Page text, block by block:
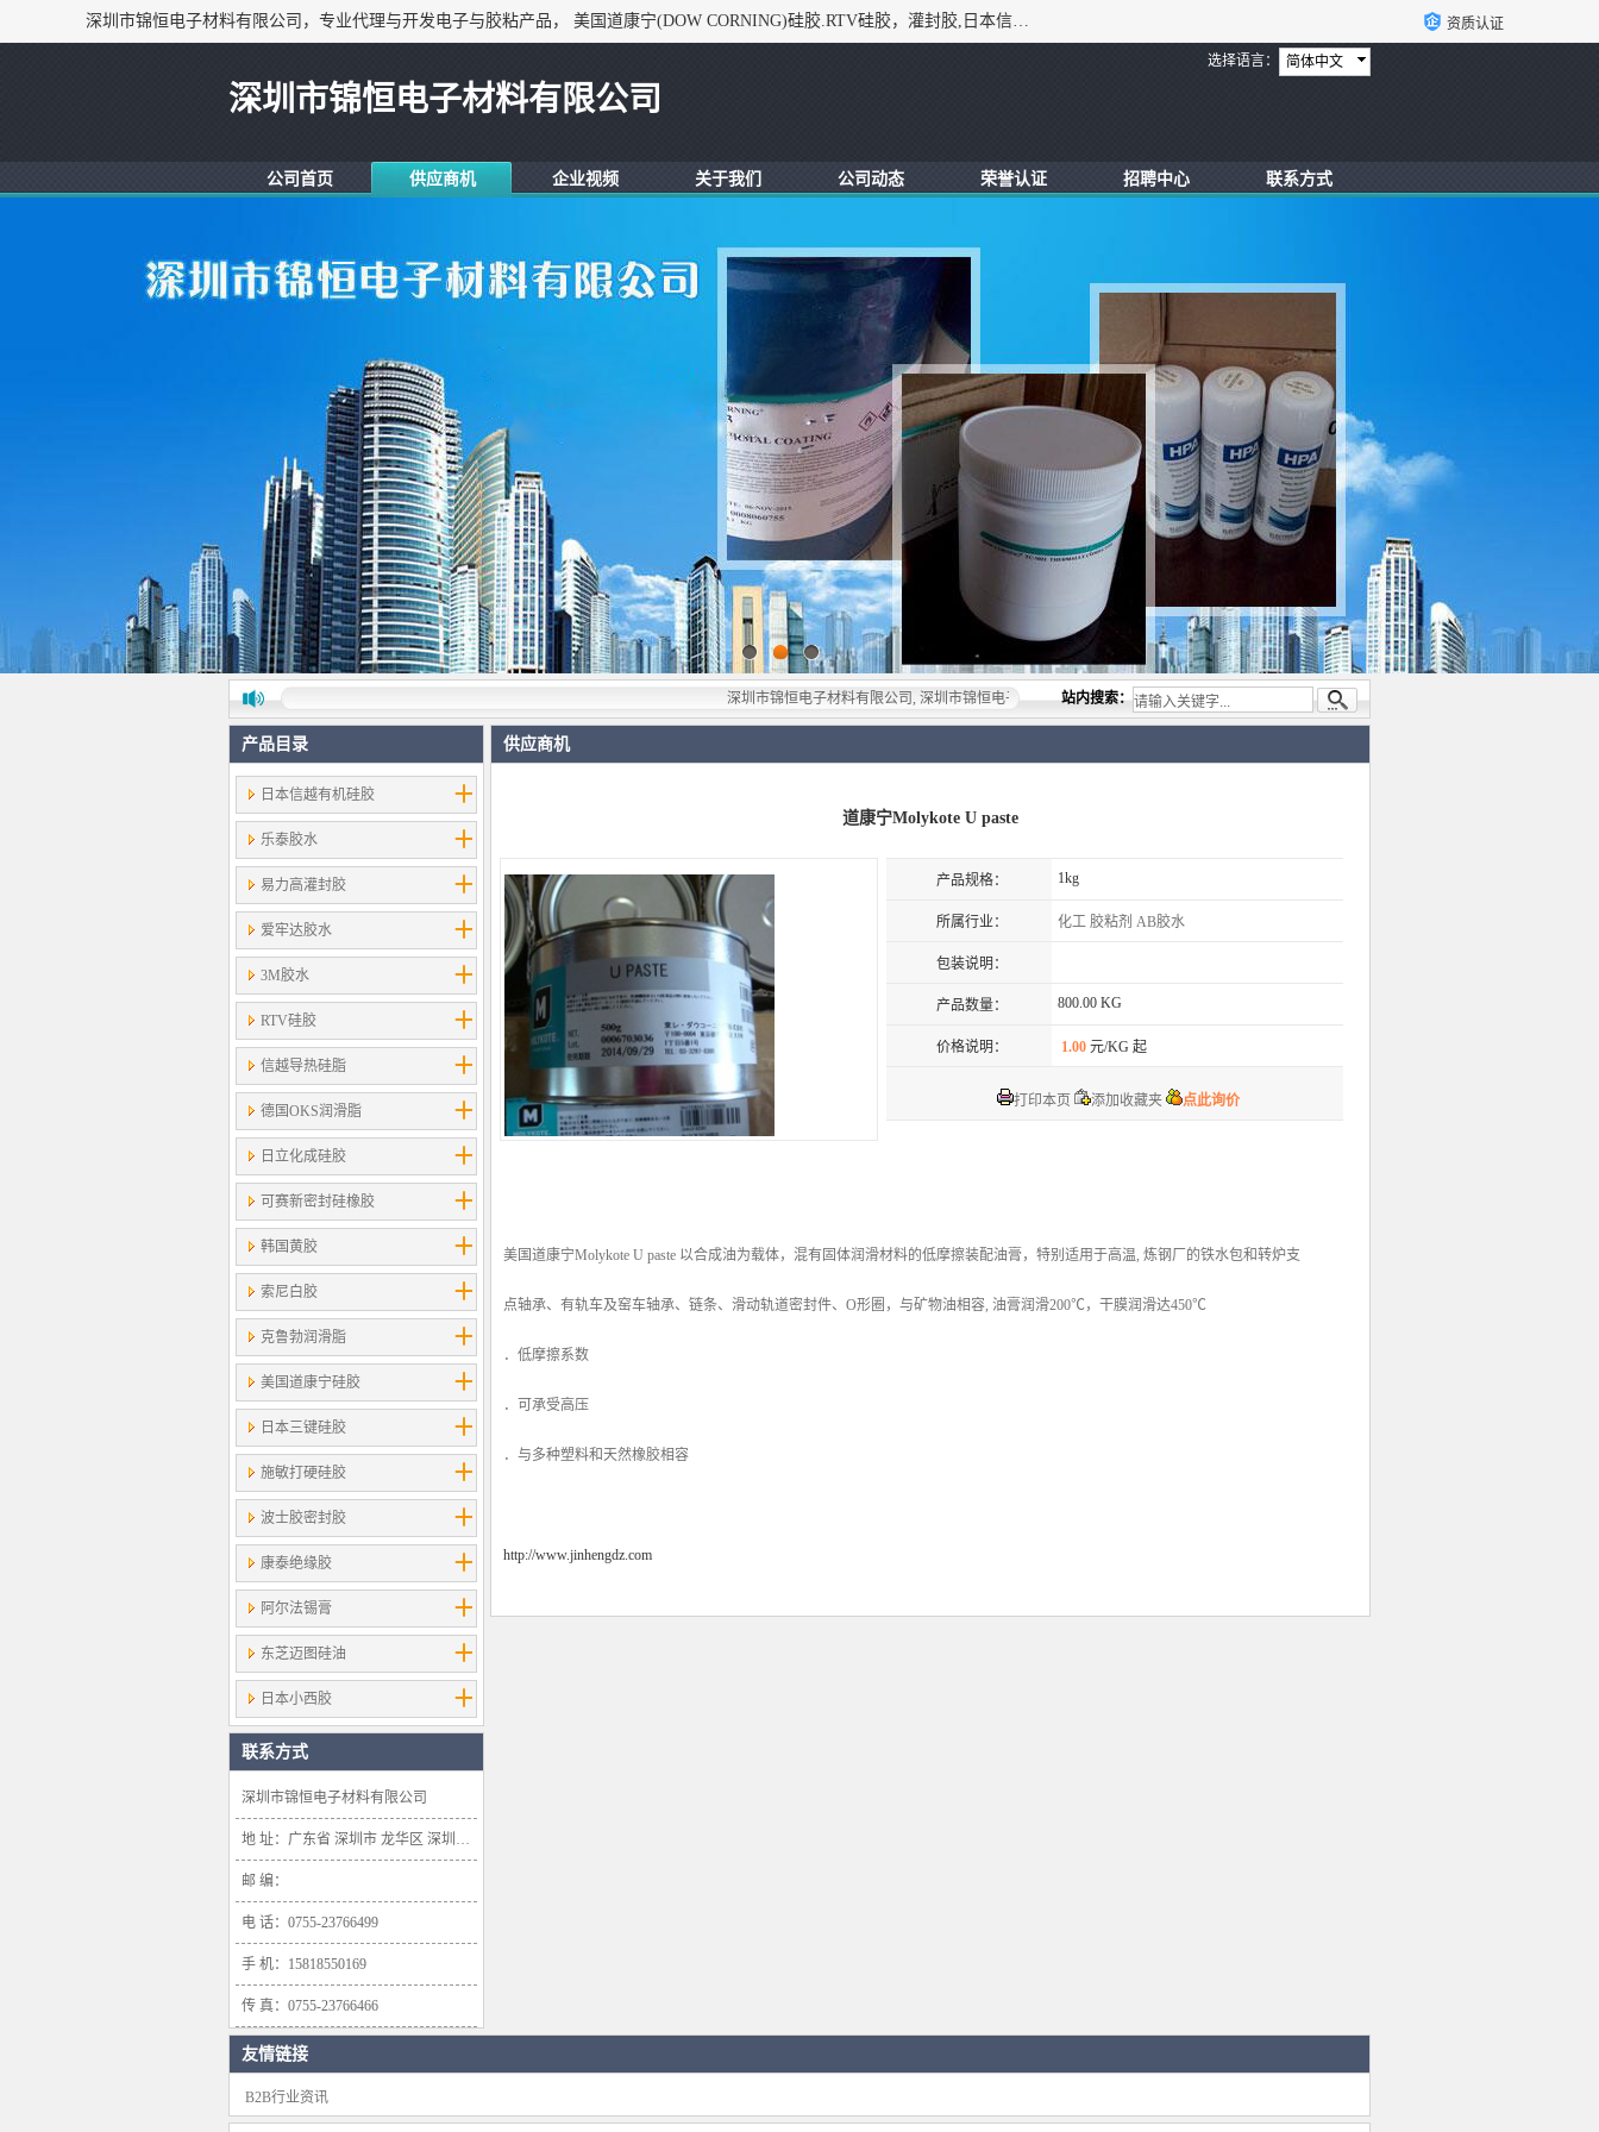
深圳市锦恒电子材料有限公司，专业代理与开发电子与胶粘产品， 美国道康宁(DOW CORNING)硅胶.RTV硅胶，灌封胶,日本信越(ShinEtsu)， 美国通用/东芝(GE/Toshiba)，美国HUMISEAL防潮绝缘胶， 日本小西(KONISHI)胶粘剂，3M,三键，乐泰，日本施敏打硬(CEMEDINE)硅胶，等众多进口品牌. 资质认证
简体中文
选择语言：
深圳市锦恒电子材料有限公司
公司首页 供应商机 企业视频 关于我们 公司动态 荣誉认证 招聘中心 联系方式
深圳市锦恒电子材料有限公司, 深圳市锦恒电子材料有限公司，专业代理与开发电子与胶粘产品， 美国道康宁(DOW CORNING)硅胶.RTV
站内搜索：
产品目录
日本信越有机硅胶
乐泰胶水
易力高灌封胶
爱牢达胶水
3M胶水
RTV硅胶
信越导热硅脂
德国OKS润滑脂
日立化成硅胶
可赛新密封硅橡胶
韩国黄胶
索尼白胶
克鲁勃润滑脂
美国道康宁硅胶
日本三键硅胶
施敏打硬硅胶
波士胶密封胶
康泰绝缘胶
阿尔法锡膏
东芝迈图硅油
日本小西胶
联系方式
深圳市锦恒电子材料有限公司
地 址：广东省 深圳市 龙华区 深圳市龙华新区大浪办事处浪口社区华盛路134号雍景轩商业大厦1638号
邮 编：
电 话：0755-23766499
手 机：15818550169
传 真：0755-23766466
供应商机
道康宁Molykote U paste
产品规格： 1kg
所属行业： 化工 胶粘剂 AB胶水
包装说明：
产品数量： 800.00 KG
价格说明： 1.00 元/KG 起
打印本页 添加收藏夹 点此询价
美国道康宁Molykote U paste 以合成油为载体，混有固体润滑材料的低摩擦装配油膏，特别适用于高温, 炼钢厂的铁水包和转炉支
点轴承、有轨车及窑车轴承、链条、滑动轨道密封件、O形圈，与矿物油相容, 油膏润滑200℃，干膜润滑达450℃
．低摩擦系数
．可承受高压
．与多种塑料和天然橡胶相容
http://www.jinhengdz.com
友情链接
B2B行业资讯